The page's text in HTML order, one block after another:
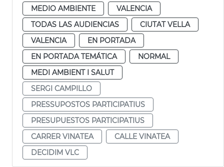
MEDIO AMBIENTE
VALENCIA
TODAS LAS AUDIENCIAS
CIUTAT VELLA
VALENCIA
EN PORTADA
EN PORTADA TEMÁTICA
NORMAL
MEDI AMBIENT I SALUT
SERGI CAMPILLO
PRESSUPOSTOS PARTICIPATIUS
PRESUPUESTOS PARTICIPATIUS
CARRER VINATEA
CALLE VINATEA
DECIDIM VLC